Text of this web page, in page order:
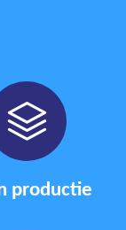
productie